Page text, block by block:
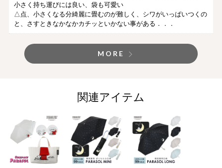
小さく持ち運びには良い、袋も可愛い
△点、小さくなる分綺麗に畳むのが難しく、シワがいっぱいつくの
と、さすときなかなかカチッといかない事がある．．．
MORE
関連アイテム